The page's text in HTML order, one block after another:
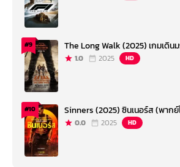
#9 The Long Walk (2025) เกมเดิน
1.0 2025 HD
#10 Sinners (2025) ซินเนอร์ส (พากย์
0.0 2025 HD